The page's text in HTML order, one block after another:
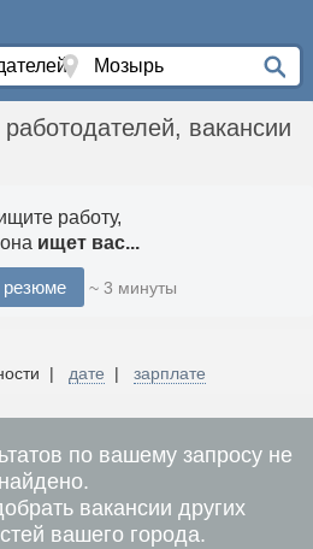
вакансии
работу,
ищет вас...
резюме ~ 3 минуты
| дате | зарплате
по вашему запросу не
найдено.
вакансии других
вашего города.